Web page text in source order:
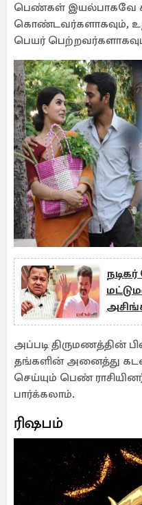
பெண்கள் இயல்பாகவே
கொண்டவர்களாகவும்,
பெயர்
அப்படி திருமணத்தின்
தங்களின் அனைத்து
செய்யும் பெண்
பார்க்கலாம்.
ரிஷபம்